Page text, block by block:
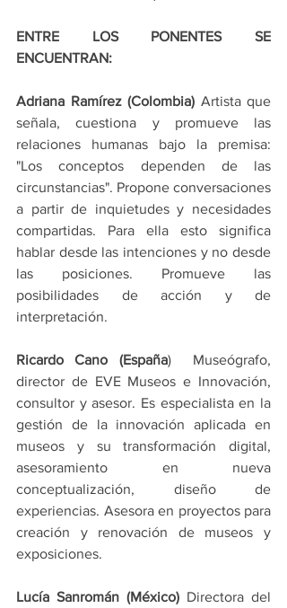
ENTRE LOS PONENTES SE
ENCUENTRAN:
Adriana Ramírez (Colombia) Artista que
señala, cuestiona y promueve las
relaciones humanas bajo la premisa:
"Los conceptos dependen de las
circunstancias". Propone conversaciones
a partir de inquietudes y necesidades
compartidas. Para ella esto significa
hablar desde las intenciones y no desde
las posiciones. Promueve las
posibilidades de acción y de
interpretación.
Ricardo Cano (España)  Museógrafo,
director de EVE Museos e Innovación,
consultor y asesor. Es especialista en la
gestión de la innovación aplicada en
museos y su transformación digital,
asesoramiento en nueva
conceptualización, diseño de
experiencias. Asesora en proyectos para
creación y renovación de museos y
exposiciones.
Lucía Sanromán (México) Directora del